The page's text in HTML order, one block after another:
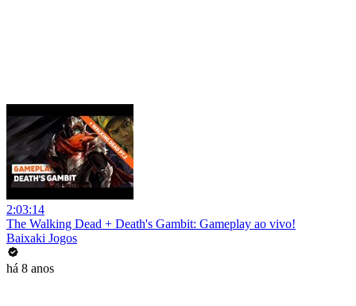
2:03:14
The Walking Dead + Death's Gambit: Gameplay ao vivo!
Baixaki Jogos
há 8 anos